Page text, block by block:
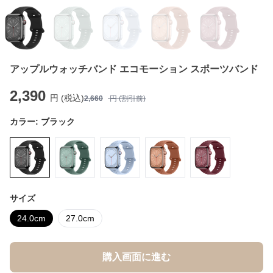
アップルウォッチバンド エコモーション スポーツバンド
2,390 円 (税込)2,660 円 (割引前)
カラー: ブラック
サイズ
24.0cm 27.0cm
購入画面に進む